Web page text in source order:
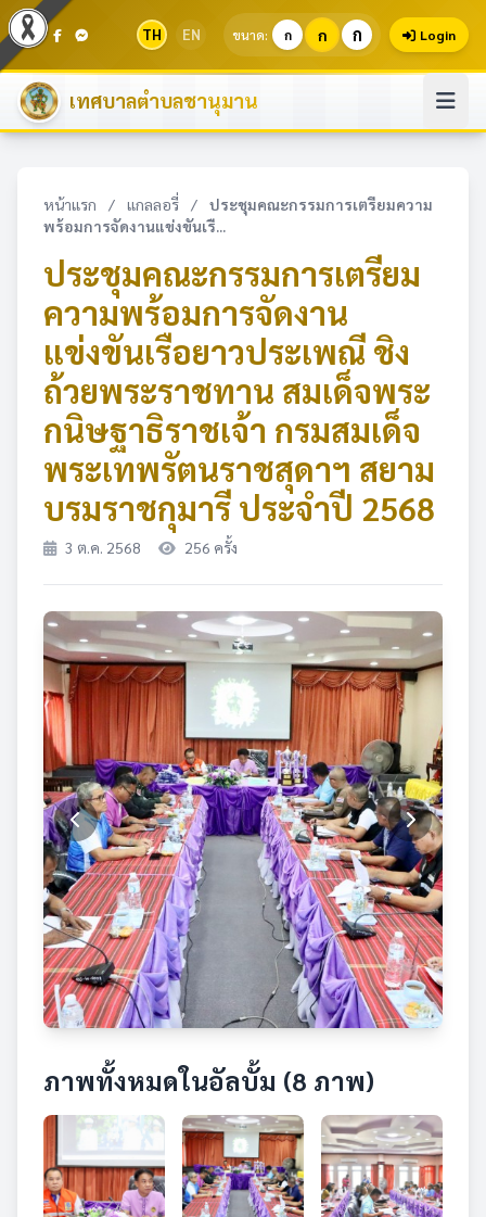
TH EN ขนาด: ก ก ก Login
เทศบาลตำบลชานุมาน
หน้าแรก / แกลลอรี่ /
ประชุมคณะกรรมการเตรียมความ
พร้อมการจัดงานแข่งขันเรื...
ประชุมคณะกรรมการเตรียม
ความพร้อมการจัดงาน
แข่งขันเรือยาวประเพณี ชิง
ถ้วยพระราชทาน สมเด็จพระ
กนิษฐาธิราชเจ้า กรมสมเด็จ
พระเทพรัตนราชสุดาฯ สยาม
บรมราชกุมารี ประจำปี 2568
3 ต.ค. 2568 256 ครั้ง
ภาพทั้งหมดในอัลบั้ม (8 ภาพ)